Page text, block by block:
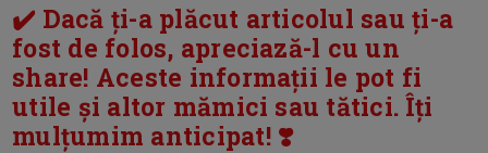
✔️ Dacă ți-a plăcut articolul sau ți-a
fost de folos, apreciază-l cu un
share! Aceste informații le pot fi
utile și altor mămici sau tătici. Îți
mulțumim anticipat! ❣️